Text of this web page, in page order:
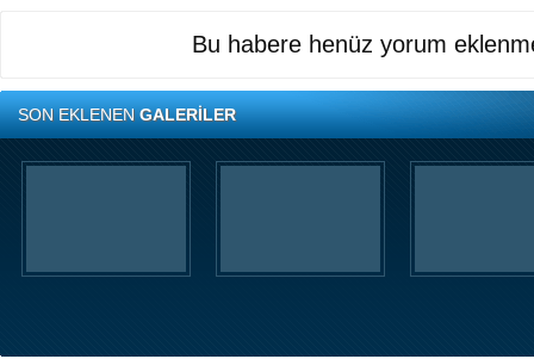
Bu habere henüz yorum
SON EKLENENGALERİLER